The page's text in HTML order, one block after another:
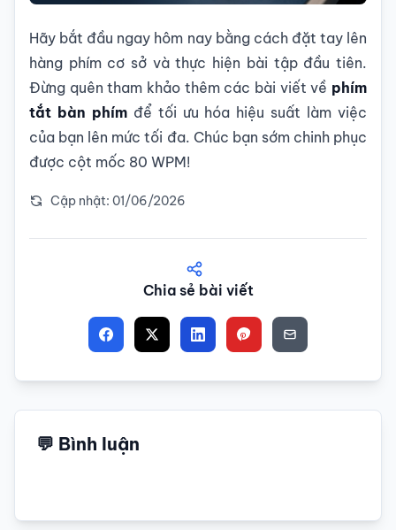
Hãy bắt đầu ngay hôm nay bằng cách đặt tay lên
hàng phím cơ sở và thực hiện bài tập đầu tiên.
Đừng quên tham khảo thêm các bài viết về phím
tắt bàn phímđể tối ưu hóa hiệu suất làm việc
của bạn lên mức tối đa. Chúc bạn sớm chinh phục
được cột mốc 80 WPM!
Cập nhật: 01/06/2026
Chia sẻ bài viết
💬 Bình luận